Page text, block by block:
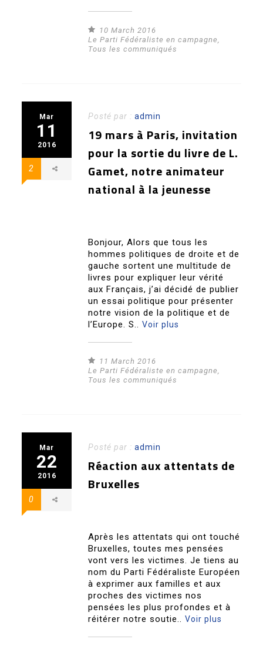
10 March 2016
Le Parti Fédéraliste en campagne,
Tous les communiqués
Mar
11
2016
2
Posté par :admin
19 mars à Paris, invitation
pour la sortie du livre de L.
Gamet, notre animateur
national à la jeunesse
Bonjour, Alors que tous les
hommes politiques de droite et de
gauche sortent une multitude de
livres pour expliquer leur vérité
aux Français, j’ai décidé de publier
un essai politique pour présenter
notre vision de la politique et de
l’Europe. S..Voir plus
11 March 2016
Le Parti Fédéraliste en campagne,
Tous les communiqués
Mar
22
2016
0
Posté par :admin
Réaction aux attentats de
Bruxelles
Après les attentats qui ont touché
Bruxelles, toutes mes pensées
vont vers les victimes. Je tiens au
nom du Parti Fédéraliste Européen
à exprimer aux familles et aux
proches des victimes nos
pensées les plus profondes et à
réitérer notre soutie..Voir plus